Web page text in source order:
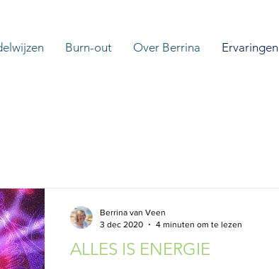
Burn-out Over Berrina Ervaringen
ALLES IS ENERGIE
Berrina van Veen
3 dec 2020
4 minuten om te lezen